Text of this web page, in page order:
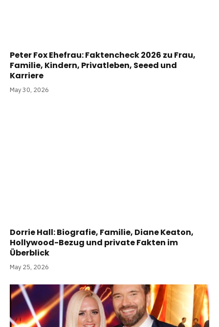
Peter Fox Ehefrau: Faktencheck 2026 zu Frau,
Familie, Kindern, Privatleben, Seeed und
Karriere
May 30, 2026
Dorrie Hall: Biografie, Familie, Diane Keaton,
Hollywood-Bezug und private Fakten im
Überblick
May 25, 2026